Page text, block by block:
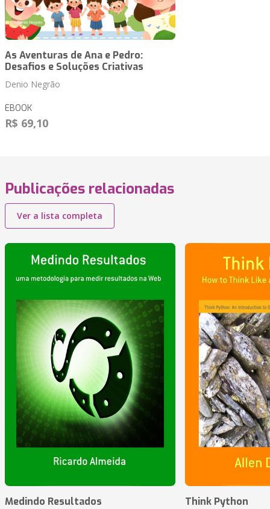
As Aventuras de Ana e Pedro:
Desafios e Soluções Criativas
Denio Negrão
EBOOK
R$ 69,10
Publicações relacionadas
Ver a lista completa
Medindo Resultados Think Python